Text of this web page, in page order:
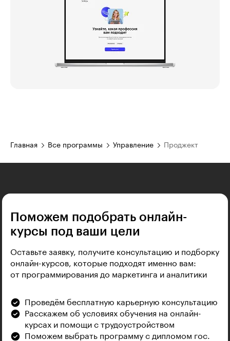
Главная Все программы Управление Проджект
Поможем подобрать онлайн-
курсы под ваши цели
Оставьте заявку, получите консультацию и подборку
онлайн-курсов, которые подходят именно вам:
от программирования до маркетинга и аналитики
Проведём бесплатную карьерную консультацию
Расскажем об условиях обучения на онлайн-
курсах и помощи с трудоустройством
Поможем выбрать программу с дипломом гос.